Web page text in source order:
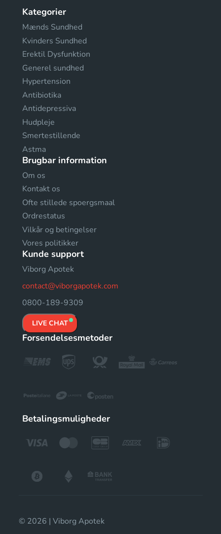
Kategorier
Mænds Sundhed
Kvinders Sundhed
Erektil Dysfunktion
Generel sundhed
Hypertension
Antibiotika
Antidepressiva
Hudpleje
Smertestillende
Astma
Brugbar information
Om os
Kontakt os
Ofte stillede spoergsmaal
Ordrestatus
Vilkår og betingelser
Vores politikker
Kunde support
Viborg Apotek
contact@viborgapotek.com
0800-189-9309
LIVE CHAT
Forsendelsesmetoder
Betalingsmuligheder
© 2026 | Viborg Apotek